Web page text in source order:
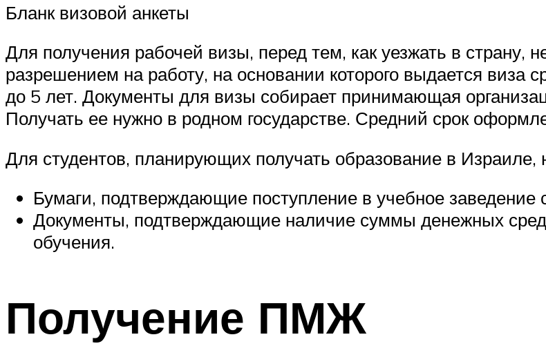
Бланк визовой анкеты
Для получения рабочей визы, перед тем, как уезжать в страну,
разрешением на работу, на основании которого выдается виза
до 5 лет. Документы для визы собирает принимающая
Получать ее нужно в родном государстве. Средний срок
Для студентов, планирующих получать образование в Израиле,
Бумаги, подтверждающие поступление в учебное заведение
Документы, подтверждающие наличие суммы денежных
обучения.
Получение ПМЖ